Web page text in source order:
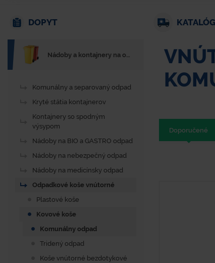
DOPYT
Doporučené
Komunálny a separovaný odpad
Kryté státia kontajnerov
Kontajnery so spodným
výsypom
Nádoby na BIO a GASTRO odpad
Nádoby na nebezpečný odpad
Nádoby na medicínsky odpad
Odpadkové koše vnútorné
Plastové koše
Kovové koše
Komunálny odpad
Tridený odpad
Koše vnútorné bezdotykové